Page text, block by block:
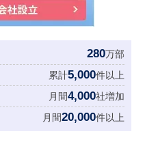
280万部
累計5,000件以上
月間4,000社増加
月間20,000件以上